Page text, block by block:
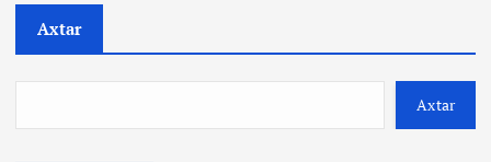
Axtar
Axtar